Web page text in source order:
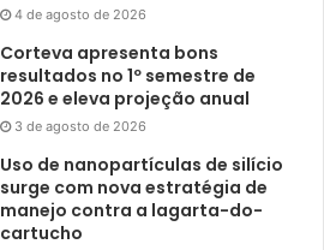
4 de agosto de 2026
Corteva apresenta bons
resultados no 1º semestre de
2026 e eleva projeção anual
3 de agosto de 2026
Uso de nanopartículas de silício
surge com nova estratégia de
manejo contra a lagarta-do-
cartucho